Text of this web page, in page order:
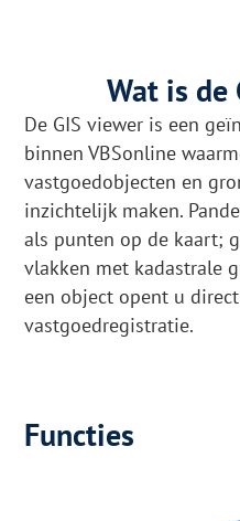
Wat is de
De GIS viewer is een
binnen VBSonline
vastgoedobjecten en
inzichtelijk maken.
als punten op de kaart;
vlakken met kadastrale
een object opent u
vastgoedregistratie.
Functies